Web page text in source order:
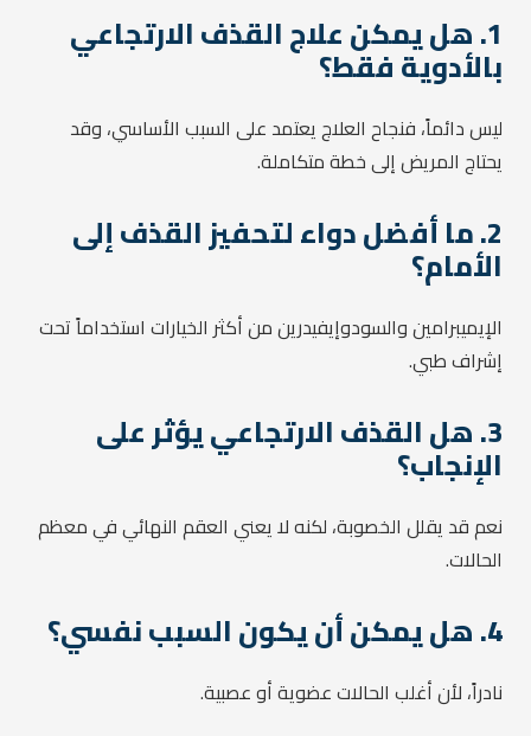
1. هل يمكن علاج القذف الارتجاعي
بالأدوية فقط؟
ليس دائماً، فنجاح العلاج يعتمد على السبب الأساسي، وقد
يحتاج المريض إلى خطة متكاملة.
2. ما أفضل دواء لتحفيز القذف إلى
الأمام؟
الإيميبرامين والسودوإيفيدرين من أكثر الخيارات استخداماً تحت
إشراف طبي.
3. هل القذف الارتجاعي يؤثر على
الإنجاب؟
نعم قد يقلل الخصوبة، لكنه لا يعني العقم النهائي في معظم
الحالات.
4. هل يمكن أن يكون السبب نفسي؟
نادراً، لأن أغلب الحالات عضوية أو عصبية.